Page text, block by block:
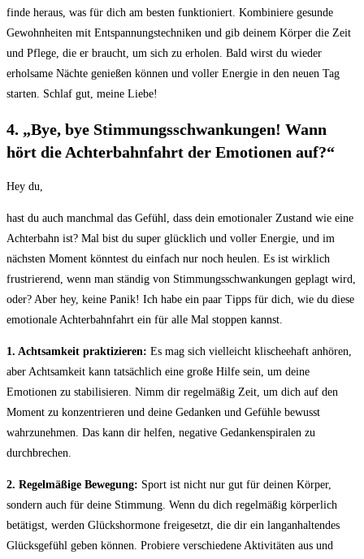
finde⁢ heraus, was für​ dich am besten funktioniert. Kombiniere gesunde
Gewohnheiten mit⁤ Entspannungstechniken und⁢ gib ⁤deinem Körper die Zeit
und Pflege, die er braucht, um sich⁣ zu erholen. Bald wirst⁣ du wieder
erholsame ‍Nächte ​genießen können und voller ​Energie in den⁣ neuen Tag⁤
starten. Schlaf gut, meine Liebe!
4.‌ „Bye, bye Stimmungsschwankungen! Wann
hört die Achterbahnfahrt der⁤ Emotionen⁢ auf?“
Hey⁤ du,
hast du auch manchmal das Gefühl, dass dein emotionaler⁣ Zustand wie eine
Achterbahn ist? ⁢Mal bist du super glücklich und ‌voller Energie, und ‌im
nächsten Moment könntest du einfach ⁢nur ⁤noch heulen. Es ist wirklich
frustrierend, wenn man ständig von Stimmungsschwankungen geplagt wird,
oder? Aber hey, keine Panik! Ich habe ein paar​ Tipps ⁤für dich, ⁢wie du diese
emotionale ⁣Achterbahnfahrt ein⁤ für alle Mal stoppen kannst.
1. Achtsamkeit ⁤praktizieren: Es‍ mag sich vielleicht klischeehaft ​anhören,
aber Achtsamkeit kann tatsächlich eine große Hilfe sein, um deine
Emotionen zu‌ stabilisieren. Nimm ‍dir regelmäßig Zeit,​ um dich auf ‍den
‌Moment zu konzentrieren und ⁣deine Gedanken und Gefühle bewusst
wahrzunehmen. Das⁤ kann ​dir⁣ helfen, ​negative Gedankenspiralen zu
durchbrechen.
2. Regelmäßige Bewegung: Sport ⁤ist​ nicht nur gut für deinen Körper,
sondern auch für‍ deine Stimmung. Wenn du dich regelmäßig körperlich ​
betätigst, ⁤werden Glückshormone freigesetzt, die dir​ ein langanhaltendes
Glücksgefühl geben können. Probiere verschiedene Aktivitäten aus und